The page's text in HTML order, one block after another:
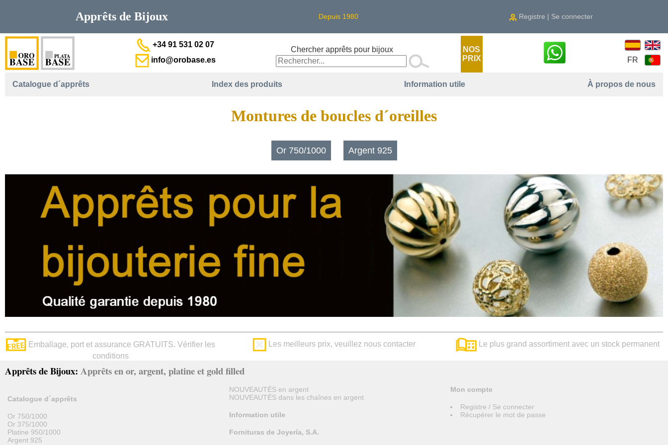
Apprêts de Bijoux Depuis 1980 Registre | Se connecter
+34 91 531 02 07
info@orobase.es
Chercher apprêts pour bijoux
NOS
PRIX
FR
Catalogue d´apprêts Index des produits Information utile À propos de nous
Montures de boucles d´oreilles
Or 750/1000 Argent 925
Emballage, port et assurance GRATUITS. Vérifier les
conditions
Les meilleurs prix, veuillez nous contacter Le plus grand assortiment avec un stock permanent
Apprêts de Bijoux: Apprêts en or, argent, platine et gold filled
Catalogue d´apprêts
Or 750/1000
Or 375/1000
Platine 950/1000
Argent 925
NOUVEAUTÉS en argent
NOUVEAUTÉS dans les chaînes en argent
Information utile
Fornituras de Joyería, S.A.
Mon compte
Registre / Se connecter
Récupérer le mot de passe